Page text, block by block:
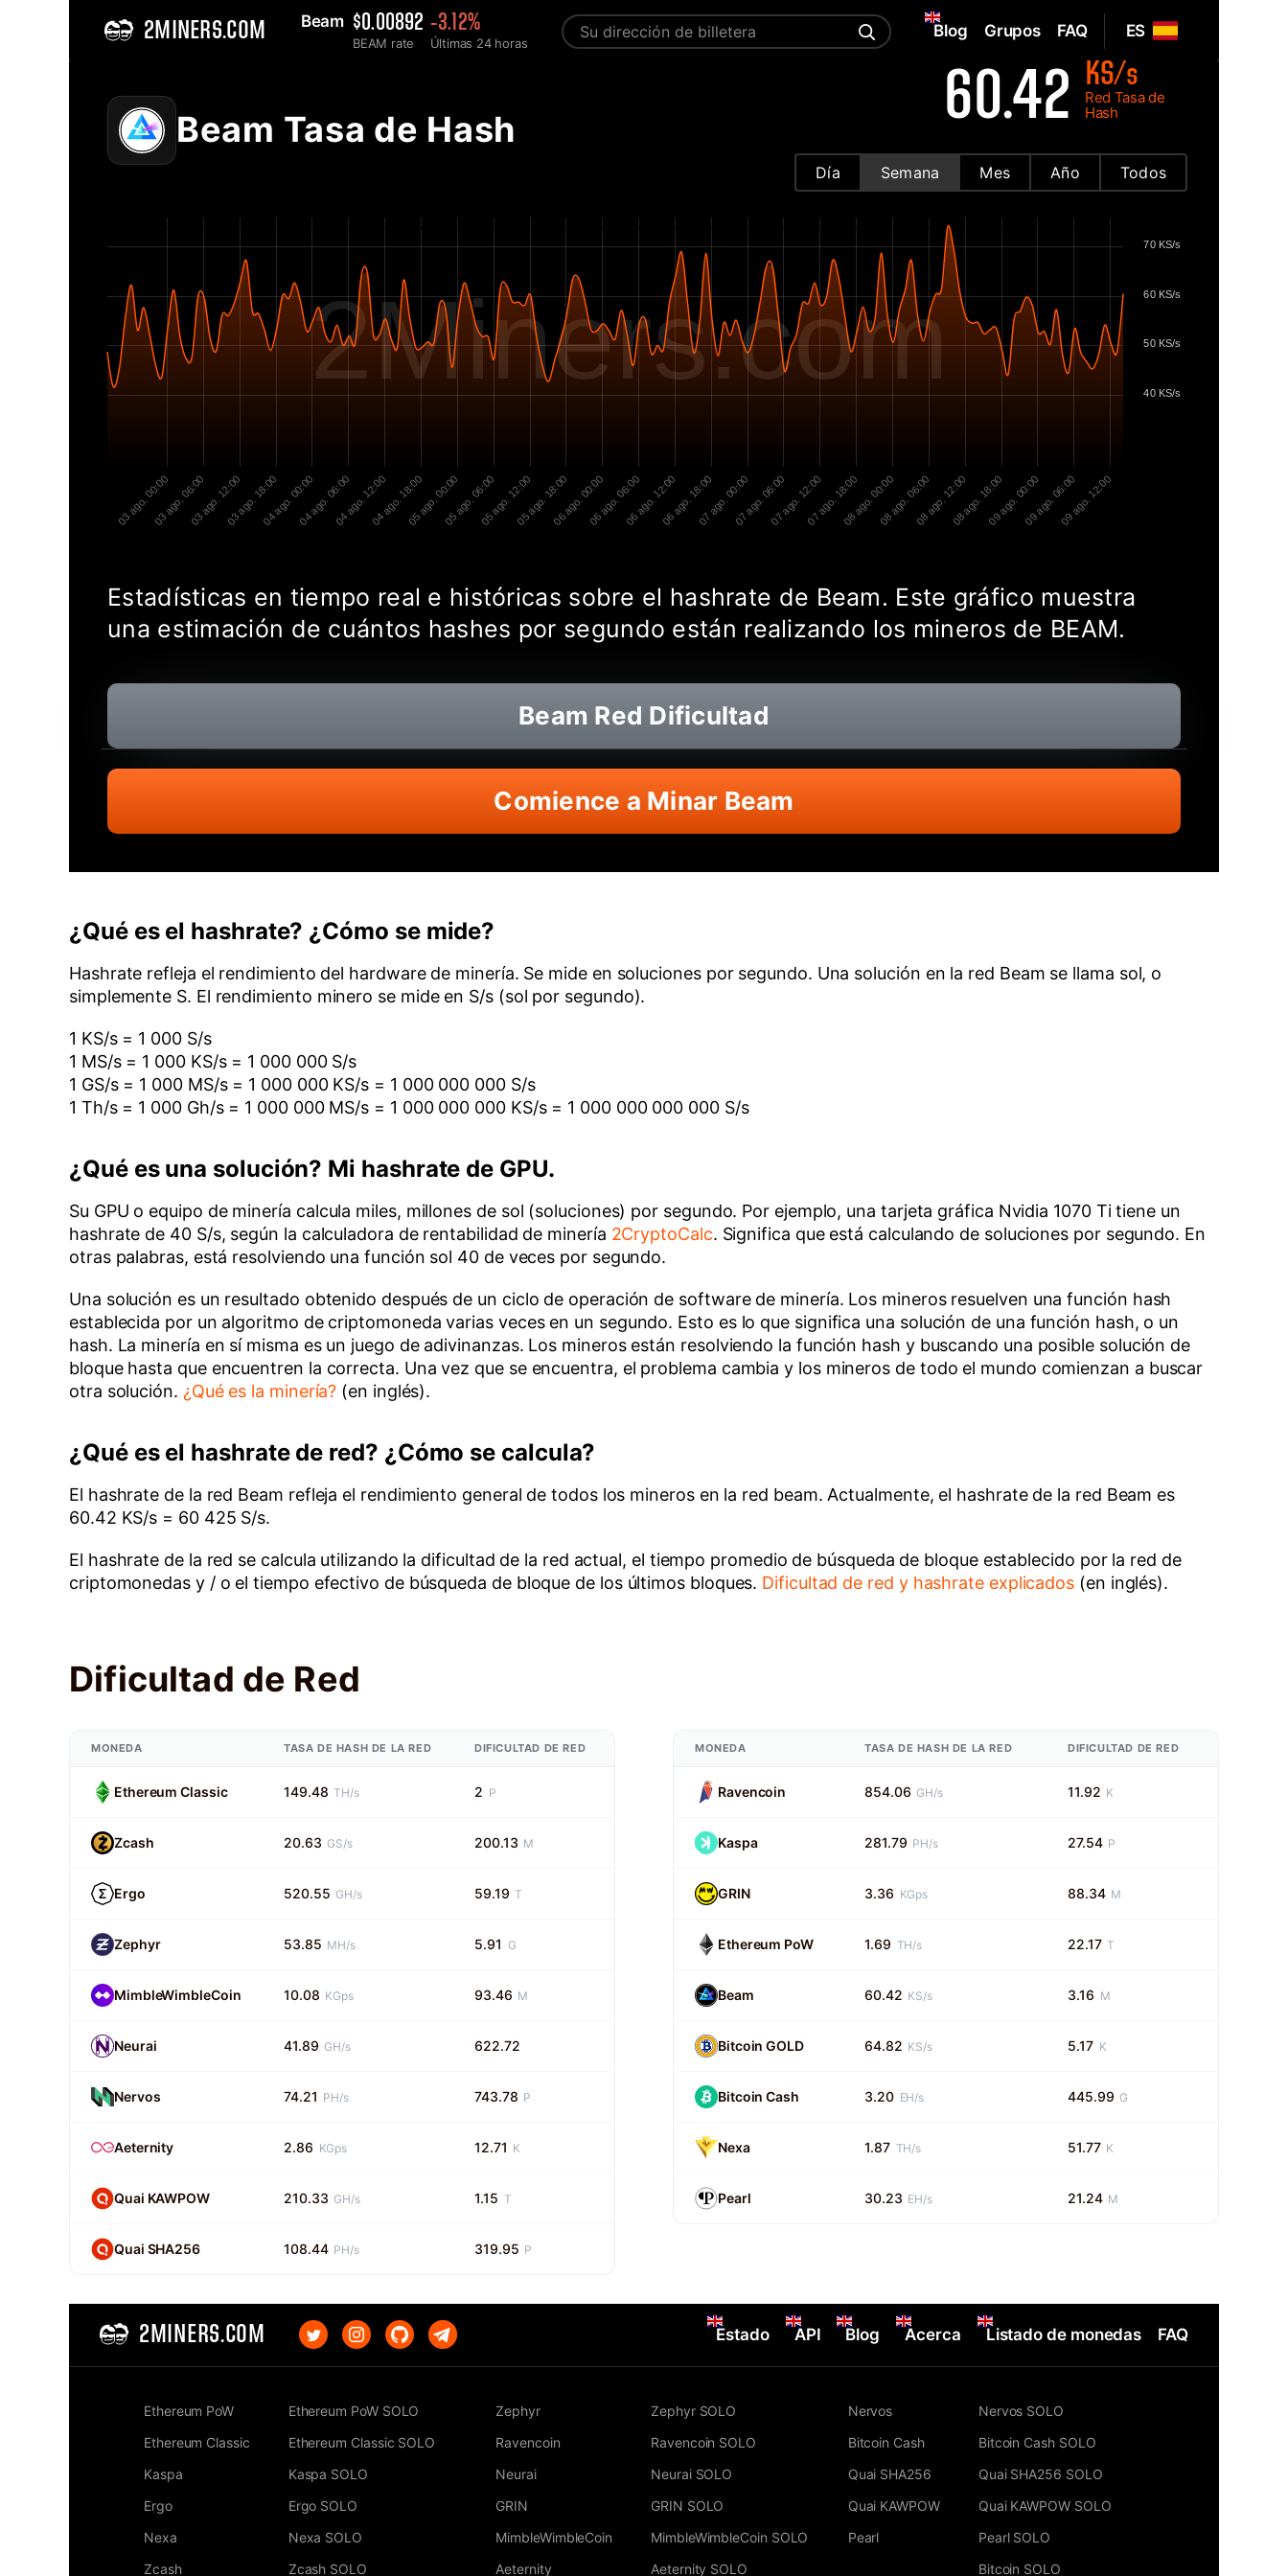
2MINERS.COM Beam $0.00892
BEAM rate
-3.12%
Últimas 24 horas
ES
Blog Grupos FAQ
Beam Tasa de Hash 60.42 KS/s
Red Tasa de
Hash
Día Semana Mes Año Todos
2Miners.com
03 ago. 00:0003 ago. 06:0003 ago. 12:0003 ago. 18:0004 ago. 00:0004 ago. 06:0004 ago. 12:0004 ago. 18:0005 ago. 00:0005 ago. 06:0005 ago. 12:0005 ago. 18:0006 ago. 00:0006 ago. 06:0006 ago. 12:0006 ago. 18:0007 ago. 00:0007 ago. 06:0007 ago. 12:0007 ago. 18:0008 ago. 00:0008 ago. 06:0008 ago. 12:0008 ago. 18:0009 ago. 00:0009 ago. 06:0009 ago. 12:00
40 KS/s
50 KS/s
60 KS/s
70 KS/s
Estadísticas en tiempo real e históricas sobre el hashrate de Beam. Este gráfico muestra
una estimación de cuántos hashes por segundo están realizando los mineros de BEAM.
Beam Red Dificultad
Comience a Minar Beam
¿Qué es el hashrate? ¿Cómo se mide?
Hashrate refleja el rendimiento del hardware de minería. Se mide en soluciones por segundo. Una solución en la red Beam se llama sol, o
simplemente S. El rendimiento minero se mide en S/s (sol por segundo).
1 KS/s = 1 000 S/s
1 MS/s = 1 000 KS/s = 1 000 000 S/s
1 GS/s = 1 000 MS/s = 1 000 000 KS/s = 1 000 000 000 S/s
1 Th/s = 1 000 Gh/s = 1 000 000 MS/s = 1 000 000 000 KS/s = 1 000 000 000 000 S/s
¿Qué es una solución? Mi hashrate de GPU.
Su GPU o equipo de minería calcula miles, millones de sol (soluciones) por segundo. Por ejemplo, una tarjeta gráfica Nvidia 1070 Ti tiene un
hashrate de 40 S/s, según la calculadora de rentabilidad de minería 2CryptoCalc. Significa que está calculando de soluciones por segundo. En
otras palabras, está resolviendo una función sol 40 de veces por segundo.
Una solución es un resultado obtenido después de un ciclo de operación de software de minería. Los mineros resuelven una función hash
establecida por un algoritmo de criptomoneda varias veces en un segundo. Esto es lo que significa una solución de una función hash, o un
hash. La minería en sí misma es un juego de adivinanzas. Los mineros están resolviendo la función hash y buscando una posible solución de
bloque hasta que encuentren la correcta. Una vez que se encuentra, el problema cambia y los mineros de todo el mundo comienzan a buscar
otra solución. ¿Qué es la minería? (en inglés).
¿Qué es el hashrate de red? ¿Cómo se calcula?
El hashrate de la red Beam refleja el rendimiento general de todos los mineros en la red beam. Actualmente, el hashrate de la red Beam es
60.42 KS/s = 60 425 S/s.
El hashrate de la red se calcula utilizando la dificultad de la red actual, el tiempo promedio de búsqueda de bloque establecido por la red de
criptomonedas y / o el tiempo efectivo de búsqueda de bloque de los últimos bloques. Dificultad de red y hashrate explicados (en inglés).
Dificultad de Red
MONEDA TASA DE HASH DE LA RED DIFICULTAD DE RED
Ethereum Classic 149.48 TH/s 2 P
Zcash 20.63 GS/s 200.13 M
Ergo 520.55 GH/s 59.19 T
Zephyr 53.85 MH/s 5.91 G
MimbleWimbleCoin 10.08 KGps 93.46 M
Neurai 41.89 GH/s 622.72
Nervos 74.21 PH/s 743.78 P
Aeternity 2.86 KGps 12.71 K
Quai KAWPOW 210.33 GH/s 1.15 T
Quai SHA256 108.44 PH/s 319.95 P
MONEDA TASA DE HASH DE LA RED DIFICULTAD DE RED
Ravencoin 854.06 GH/s 11.92 K
Kaspa 281.79 PH/s 27.54 P
GRIN 3.36 KGps 88.34 M
Ethereum PoW 1.69 TH/s 22.17 T
Beam 60.42 KS/s 3.16 M
Bitcoin GOLD 64.82 KS/s 5.17 K
Bitcoin Cash 3.20 EH/s 445.99 G
Nexa 1.87 TH/s 51.77 K
Pearl 30.23 EH/s 21.24 M
2MINERS.COM Estado API Blog Acerca Listado de monedas FAQ
Ethereum PoW
Ethereum Classic
Kaspa
Ergo
Nexa
Zcash
Ethereum PoW SOLO
Ethereum Classic SOLO
Kaspa SOLO
Ergo SOLO
Nexa SOLO
Zcash SOLO
Zephyr
Ravencoin
Neurai
GRIN
MimbleWimbleCoin
Aeternity
Zephyr SOLO
Ravencoin SOLO
Neurai SOLO
GRIN SOLO
MimbleWimbleCoin SOLO
Aeternity SOLO
Nervos
Bitcoin Cash
Quai SHA256
Quai KAWPOW
Pearl
Nervos SOLO
Bitcoin Cash SOLO
Quai SHA256 SOLO
Quai KAWPOW SOLO
Pearl SOLO
Bitcoin SOLO